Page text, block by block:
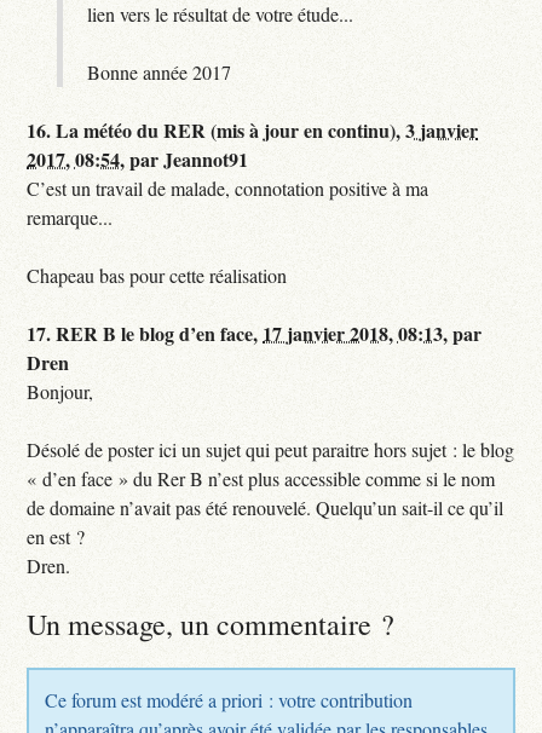
lien vers le résultat de votre étude...
Bonne année 2017
16.La météo du RER (mis à jour en continu),3 janvier
2017, 08:54,parJeannot91
C’est un travail de malade, connotation positive à ma
remarque...
Chapeau bas pour cette réalisation
17.RER B le blog d’en face, 17 janvier 2018, 08:13,par
Dren
Bonjour,
Désolé de poster ici un sujet qui peut paraitre hors sujet : le blog
« d’en face » du Rer B n’est plus accessible comme si le nom
de domaine n’avait pas été renouvelé. Quelqu’un sait-il ce qu’il
en est ?
Dren.
Un message, un commentaire ?
Ce forum est modéré a priori : votre contribution